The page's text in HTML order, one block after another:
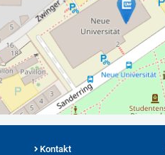
Kontakt